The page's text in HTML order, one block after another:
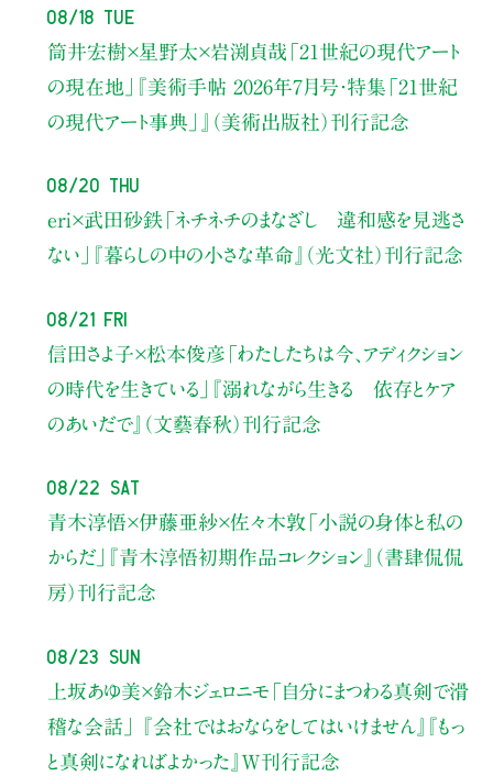
08/18 Tue
筒井宏樹×星野太×岩渕貞哉 「21世紀の現代アート
の現在地」
『美術手帖 2026年7月号・特集「21世紀
の現代アート事典」』（美術出版社）刊行記念
08/20 Thu
eri×武田砂鉄「ネチネチのまなざし 違和感を見逃さ
ない」
『暮らしの中の小さな革命』（光文社）刊行記念
08/21 Fri
信田さよ子×松本俊彦 「わたしたちは今、アディクション
の時代を生きている」
『溺れながら生きる 依存とケア
のあいだで』（文藝春秋）刊行記念
08/22 Sat
青木淳悟×伊藤亜紗×佐々木敦 「小説の身体と私の
からだ」
『青木淳悟初期作品コレクション』（書肆侃侃
房）刊行記念
08/23 Sun
上坂あゆ美×鈴木ジェロニモ 「自分にまつわる真剣で滑
稽な会話」
『会社ではおならをしてはいけません』『もっ
と真剣になればよかった』W刊行記念